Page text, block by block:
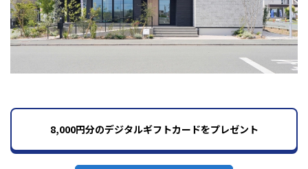
8,000円分のデジタルギフトカードをプレゼント